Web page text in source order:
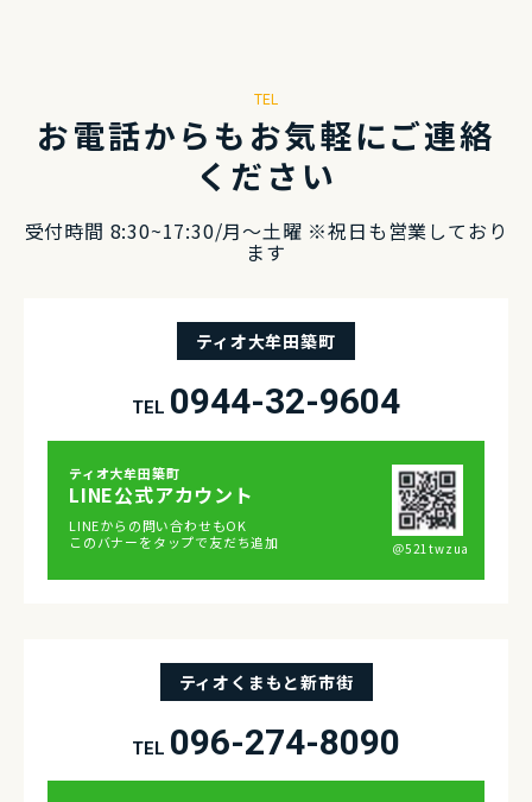
TEL
お電話からもお気軽にご連絡
ください
受付時間 8:30~17:30/⽉〜⼟曜 ※祝⽇も営業しており
ます
ティオ大牟田築町
TEL 0944-32-9604
ティオ⼤牟⽥築町
LINE公式アカウント
LINEからの問い合わせもOK
このバナーをタップで友だち追加
＠521twzua
ティオくまもと新市街
TEL 096-274-8090